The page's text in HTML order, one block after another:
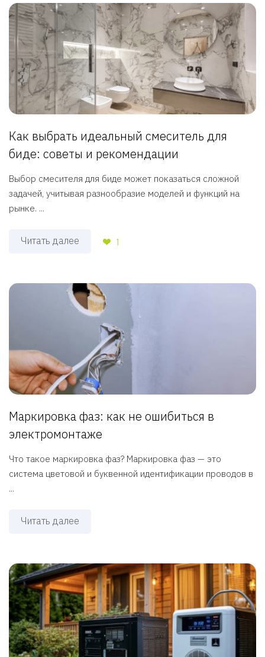
Как выбрать идеальный смеситель для
биде: советы и рекомендации
Выбор смесителя для биде может показаться сложной
задачей, учитывая разнообразие моделей и функций на
рынке. ...
Читать далее 1
Маркировка фаз: как не ошибиться в
электромонтаже
Что такое маркировка фаз? Маркировка фаз — это
система цветовой и буквенной идентификации проводов в
...
Читать далее